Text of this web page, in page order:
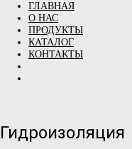
ГЛАВНАЯ
О НАС
ПРОДУКТЫ
КАТАЛОГ
КОНТАКТЫ
Гидроизоляция